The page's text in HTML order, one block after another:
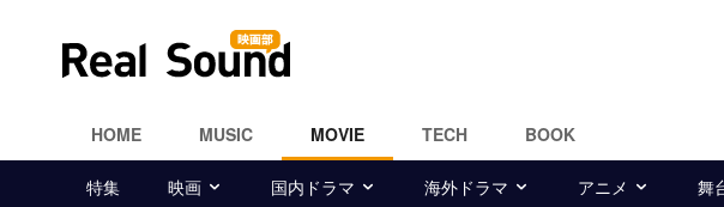
HOME MUSIC MOVIE TECH BOOK
特集 映画 国内ドラマ 海外ドラマ アニメ 舞